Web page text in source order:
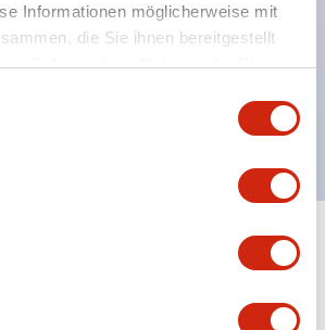
Informationen möglicherweise mit
die Sie ihnen bereitgestellt
im Rahmen Ihrer Nutzung der Dienste
möglich
Dateien